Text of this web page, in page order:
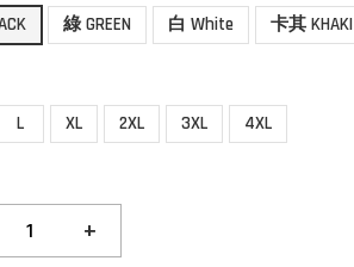
綠 GREEN 白 White 卡其 KHAKI
L XL 2XL 3XL 4XL
+